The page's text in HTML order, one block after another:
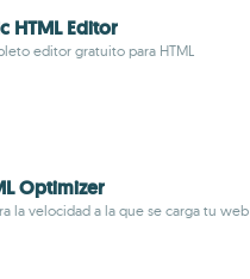
HTML Editor
editor gratuito para HTML
Optimizer
la velocidad a la que se carga tu web